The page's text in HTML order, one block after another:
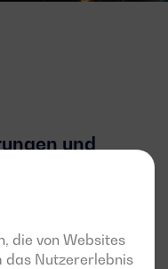
die von Websites
das Nutzererlebnis
und
an und erfahren Sie